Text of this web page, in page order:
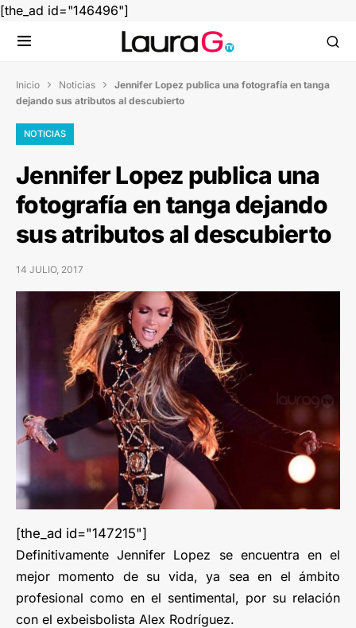
[the_ad id="146496"]
Inicio  Noticias  Jennifer Lopez publica una fotografía en tanga
dejando sus atributos al descubierto
NOTICIAS
Jennifer Lopez publica una
fotografía en tanga dejando
sus atributos al descubierto
14 JULIO, 2017
[the_ad id="147215"]
Definitivamente Jennifer Lopez se encuentra en el
mejor momento de su vida, ya sea en el ámbito
profesional como en el sentimental, por su relación
con el exbeisbolista Alex Rodríguez.